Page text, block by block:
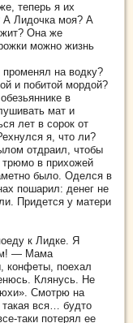
теперь я их
А Лидочка моя? А
Она же
можно жизнь
променял на водку?
и побитой мордой?
в
мат и
лет в сорок от
я, что ли?
отдраил, чтобы
в прихожей
было. Оделся в
пошарил: денег не
Придется у матери
к Лидке. Я
— Мама
конфеты, поехал
Клянусь. Не
Смотрю на
такая вся… будто
таки потерял ее